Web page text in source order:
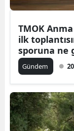
TMOK
ilk
sporuna ne
Gündem